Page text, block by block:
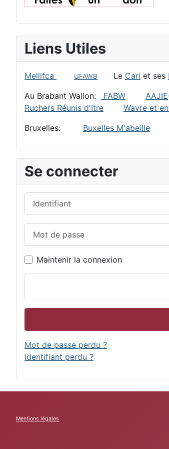
Liens Utiles
Mellifca UFAWB Le Cari et ses
Au Brabant Wallon:
FABW AAJIE
Ruchers Réunis d'Itre
Wavre et
Bruxelles: Buxelles M'abeille
Se connecter
Maintenir la connexion
Mot de passe perdu ?
Identifiant perdu ?
Mentions légales